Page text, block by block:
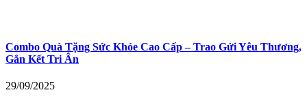
Combo Quà Tặng Sức Khỏe Cao Cấp – Trao Gửi Yêu Thương,
Gắn Kết Tri Ân
29/09/2025